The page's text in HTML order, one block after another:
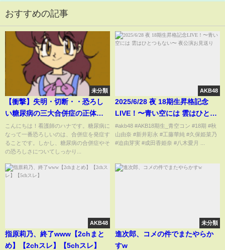
おすすめの記事
未分類
【衝撃】失明・切断・・恐ろし
い糖尿病の三大合併症の正体と
は？・・・看護師からの提案！
【雑パラ】
こんにちは！看護師のハナです。糖尿病に
なって一番恐ろしいのは、合併症を発症す
ることです。しかし、糖尿病の合併症やそ
の恐ろしさについてしっかり...
AKB48
2025/6/28 夜 18期生昇格記念
LIVE！〜青い空には 雲はひとつ
もない〜 夜公演お見送り
#akb48 #AKB18期生_青空コン #18期 #秋
山由奈 #新井彩永 #工藤華純 #久保姫菜乃
#迫由芽実 #成田香姫奈 #八木愛月 ...
AKB48
指原莉乃、終了www【2chまと
め】【2chスレ】【5chスレ】
未分類
進次郎、コメの件でまたやらか
すw